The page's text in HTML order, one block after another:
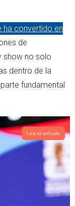
ha convertido en
de
show no solo
dentro de la
fundamental
Lea el artículo